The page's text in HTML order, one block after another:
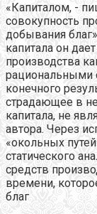
«Капиталом, -
совокупность
добывания
капитала он
производства
рациональными
конечного
страдающее в
капитала, не
автора. Через
«окольных
статического
средств
времени,
благ